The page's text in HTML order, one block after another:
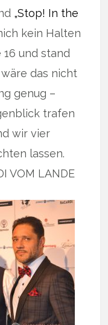
„Stop! In the
kein Halten
und stand
das nicht
genug –
trafen
wir vier
lassen.
VOM LANDE